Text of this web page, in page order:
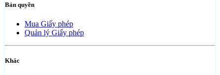
Bản quyền
Mua Giấy phép
Quản lý Giấy phép
Khác